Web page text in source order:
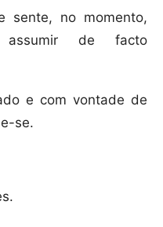
sente, no momento,
assumir de facto
e com vontade de
se.